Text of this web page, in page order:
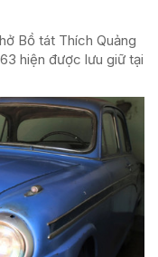
Bồ tát Thích Quảng
hiện được lưu giữ tại